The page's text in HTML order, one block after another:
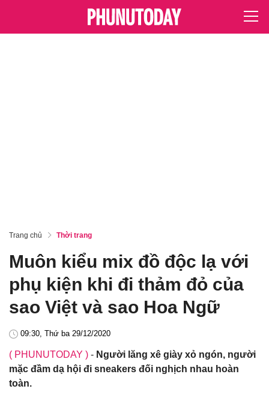
Trang chủ Thời trang
Muôn kiểu mix đồ độc lạ với
phụ kiện khi đi thảm đỏ của
sao Việt và sao Hoa Ngữ
09:30, Thứ ba 29/12/2020
( PHUNUTODAY ) - Người lăng xê giày xỏ ngón, người
mặc đầm dạ hội đi sneakers đối nghịch nhau hoàn
toàn.